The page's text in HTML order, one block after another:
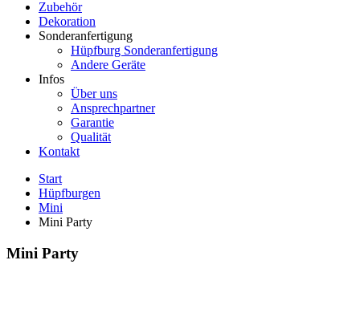
Zubehör
Dekoration
Sonderanfertigung
Hüpfburg Sonderanfertigung
Andere Geräte
Infos
Über uns
Ansprechpartner
Garantie
Qualität
Kontakt
Start
Hüpfburgen
Mini
Mini Party
Mini Party